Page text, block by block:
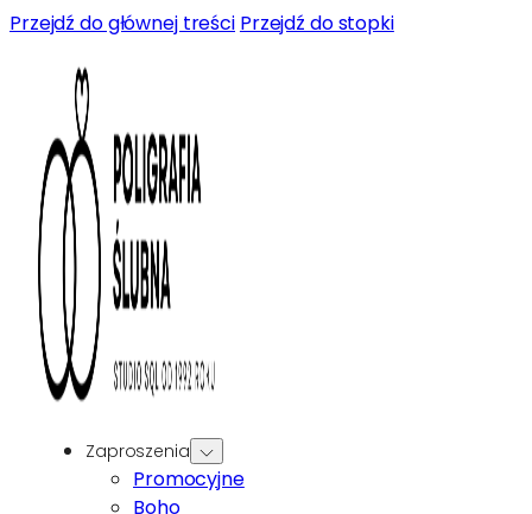
Przejdź do głównej treści Przejdź do stopki
Zaproszenia
Promocyjne
Boho